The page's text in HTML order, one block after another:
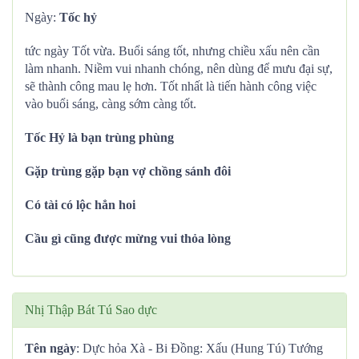
Ngày: Tốc hỷ
tức ngày Tốt vừa. Buổi sáng tốt, nhưng chiều xấu nên cần
làm nhanh. Niềm vui nhanh chóng, nên dùng để mưu đại sự,
sẽ thành công mau lẹ hơn. Tốt nhất là tiến hành công việc
vào buổi sáng, càng sớm càng tốt.
Tốc Hỷ là bạn trùng phùng
Gặp trùng gặp bạn vợ chồng sánh đôi
Có tài có lộc hẳn hoi
Cầu gì cũng được mừng vui thỏa lòng
Nhị Thập Bát Tú Sao dực
Tên ngày: Dực hỏa Xà - Bi Đồng: Xấu (Hung Tú) Tướng